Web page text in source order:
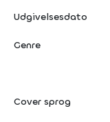
Udgivelsesdato
Genre
Cover sprog